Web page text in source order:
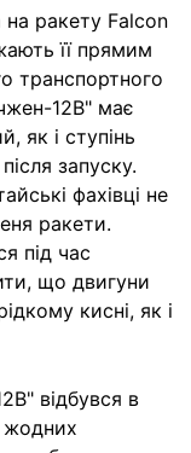
ракету Falcon
її прямим
транспортного
12B" має
як і ступінь
запуску.
фахівці не
ракети.
під час
що двигуни
кисні, як і
відбувся в
жодних